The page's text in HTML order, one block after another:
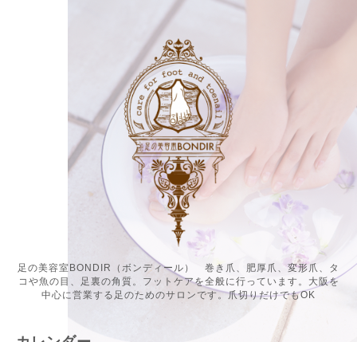
足の美容室BONDIR（ボンディール） 巻き爪、肥厚爪、変形爪、タ
コや魚の目、足裏の角質。フットケアを全般に行っています。大阪を
中心に営業する足のためのサロンです。爪切りだけでもOK